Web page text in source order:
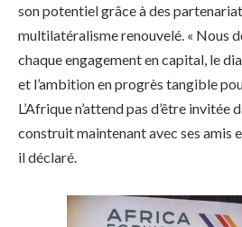
son potentiel grâce à des
multilatéralisme renouvelé. « Nous
chaque engagement en capital, le
et l’ambition en progrès tangible
L’Afrique n’attend pas d’être invitée
construit maintenant avec ses amis
il déclaré.